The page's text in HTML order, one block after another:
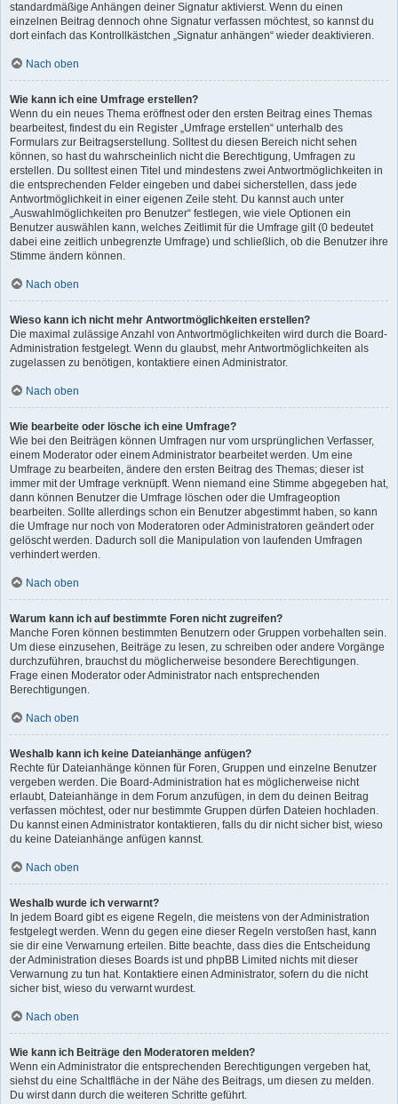
standardmäßige Anhängen deiner Signatur aktivierst. Wenn du einen
einzelnen Beitrag dennoch ohne Signatur verfassen möchtest, so kannst du
dort einfach das Kontrollkästchen „Signatur anhängen“ wieder deaktivieren.
Nach oben
Wie kann ich eine Umfrage erstellen?
Wenn du ein neues Thema eröffnest oder den ersten Beitrag eines Themas
bearbeitest, findest du ein Register „Umfrage erstellen“ unterhalb des
Formulars zur Beitragserstellung. Solltest du diesen Bereich nicht sehen
können, so hast du wahrscheinlich nicht die Berechtigung, Umfragen zu
erstellen. Du solltest einen Titel und mindestens zwei Antwortmöglichkeiten in
die entsprechenden Felder eingeben und dabei sicherstellen, dass jede
Antwortmöglichkeit in einer eigenen Zeile steht. Du kannst auch unter
„Auswahlmöglichkeiten pro Benutzer“ festlegen, wie viele Optionen ein
Benutzer auswählen kann, welches Zeitlimit für die Umfrage gilt (0 bedeutet
dabei eine zeitlich unbegrenzte Umfrage) und schließlich, ob die Benutzer ihre
Stimme ändern können.
Nach oben
Wieso kann ich nicht mehr Antwortmöglichkeiten erstellen?
Die maximal zulässige Anzahl von Antwortmöglichkeiten wird durch die Board-
Administration festgelegt. Wenn du glaubst, mehr Antwortmöglichkeiten als
zugelassen zu benötigen, kontaktiere einen Administrator.
Nach oben
Wie bearbeite oder lösche ich eine Umfrage?
Wie bei den Beiträgen können Umfragen nur vom ursprünglichen Verfasser,
einem Moderator oder einem Administrator bearbeitet werden. Um eine
Umfrage zu bearbeiten, ändere den ersten Beitrag des Themas; dieser ist
immer mit der Umfrage verknüpft. Wenn niemand eine Stimme abgegeben hat,
dann können Benutzer die Umfrage löschen oder die Umfrageoption
bearbeiten. Sollte allerdings schon ein Benutzer abgestimmt haben, so kann
die Umfrage nur noch von Moderatoren oder Administratoren geändert oder
gelöscht werden. Dadurch soll die Manipulation von laufenden Umfragen
verhindert werden.
Nach oben
Warum kann ich auf bestimmte Foren nicht zugreifen?
Manche Foren können bestimmten Benutzern oder Gruppen vorbehalten sein.
Um diese einzusehen, Beiträge zu lesen, zu schreiben oder andere Vorgänge
durchzuführen, brauchst du möglicherweise besondere Berechtigungen.
Frage einen Moderator oder Administrator nach entsprechenden
Berechtigungen.
Nach oben
Weshalb kann ich keine Dateianhänge anfügen?
Rechte für Dateianhänge können für Foren, Gruppen und einzelne Benutzer
vergeben werden. Die Board-Administration hat es möglicherweise nicht
erlaubt, Dateianhänge in dem Forum anzufügen, in dem du deinen Beitrag
verfassen möchtest, oder nur bestimmte Gruppen dürfen Dateien hochladen.
Du kannst einen Administrator kontaktieren, falls du dir nicht sicher bist, wieso
du keine Dateianhänge anfügen kannst.
Nach oben
Weshalb wurde ich verwarnt?
In jedem Board gibt es eigene Regeln, die meistens von der Administration
festgelegt werden. Wenn du gegen eine dieser Regeln verstoßen hast, kann
sie dir eine Verwarnung erteilen. Bitte beachte, dass dies die Entscheidung
der Administration dieses Boards ist und phpBB Limited nichts mit dieser
Verwarnung zu tun hat. Kontaktiere einen Administrator, sofern du die nicht
sicher bist, wieso du verwarnt wurdest.
Nach oben
Wie kann ich Beiträge den Moderatoren melden?
Wenn ein Administrator die entsprechenden Berechtigungen vergeben hat,
siehst du eine Schaltfläche in der Nähe des Beitrags, um diesen zu melden.
Du wirst dann durch die weiteren Schritte geführt.